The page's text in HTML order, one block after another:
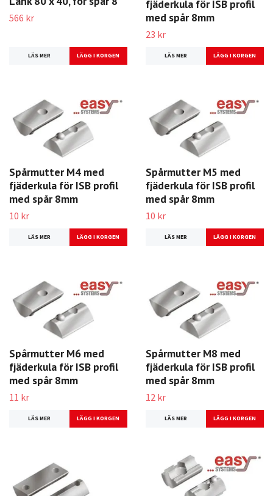
566 kr
LÄS MER
fjäderkula för ISB profil
med spår 8mm
23 kr
LÄS MER
Spårmutter M4 med
fjäderkula för ISB profil
med spår 8mm
10 kr
LÄS MER
Spårmutter M5 med
fjäderkula för ISB profil
med spår 8mm
10 kr
LÄS MER
Spårmutter M6 med
fjäderkula för ISB profil
med spår 8mm
11 kr
LÄS MER
Spårmutter M8 med
fjäderkula för ISB profil
med spår 8mm
12 kr
LÄS MER